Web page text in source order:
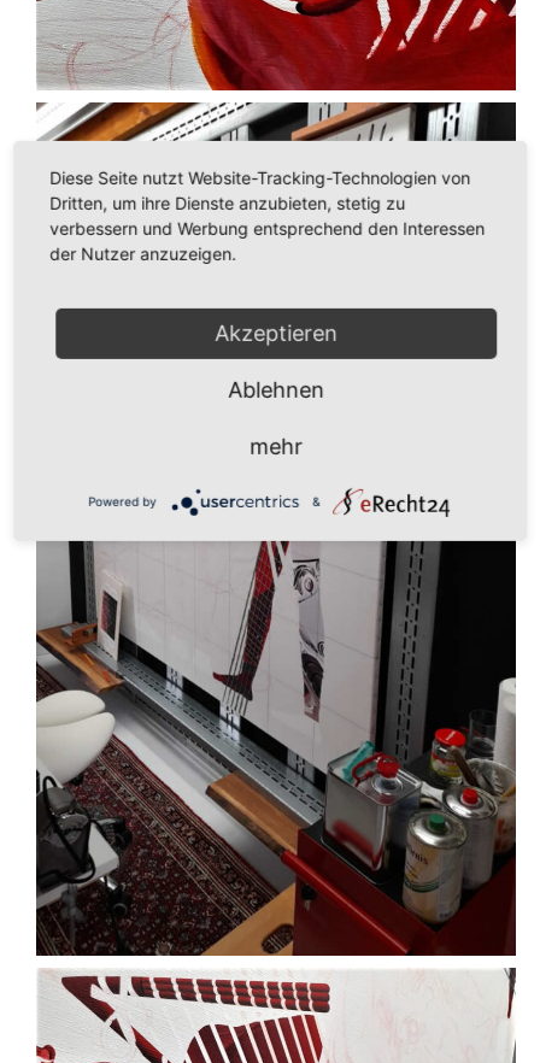
Diese Seite nutzt Website-Tracking-Technologien von
Dritten, um ihre Dienste anzubieten, stetig zu
verbessern und Werbung entsprechend den Interessen
der Nutzer anzuzeigen.
Akzeptieren
Ablehnen
mehr
Powered by &